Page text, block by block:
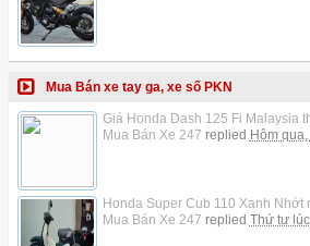
Mua Bán xe tay ga, xe số PKN
Giá Honda Dash 125 Fi Malaysia
Mua Bán Xe 247 replied Hôm
Honda Super Cub 110 Xanh Nhớt
Mua Bán Xe 247 replied Thứ tư